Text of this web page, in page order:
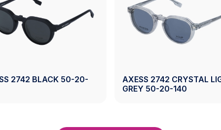
2743 CRYSTAL
50-19-140
AXESS 2743 CRYSTAL
50-19-140